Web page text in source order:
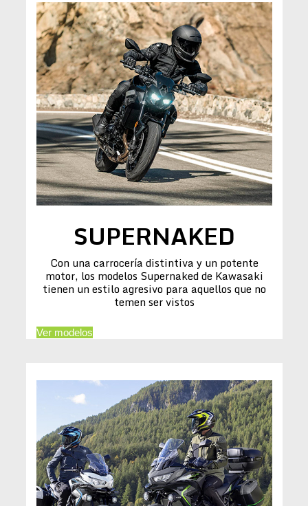
SUPERNAKED
Con una carrocería distintiva y un potente
motor, los modelos Supernaked de Kawasaki
tienen un estilo agresivo para aquellos que no
temen ser vistos
Ver modelos